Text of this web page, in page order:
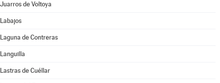
Juarros de Voltoya
Labajos
Laguna de Contreras
Languilla
Lastras de Cuéllar